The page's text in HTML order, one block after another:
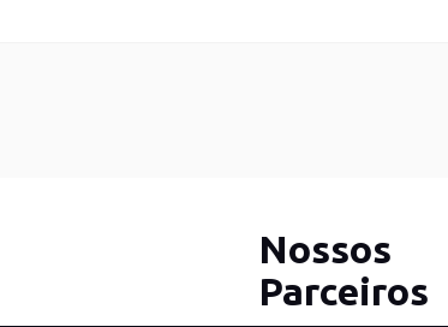
Nossos
Parceiros